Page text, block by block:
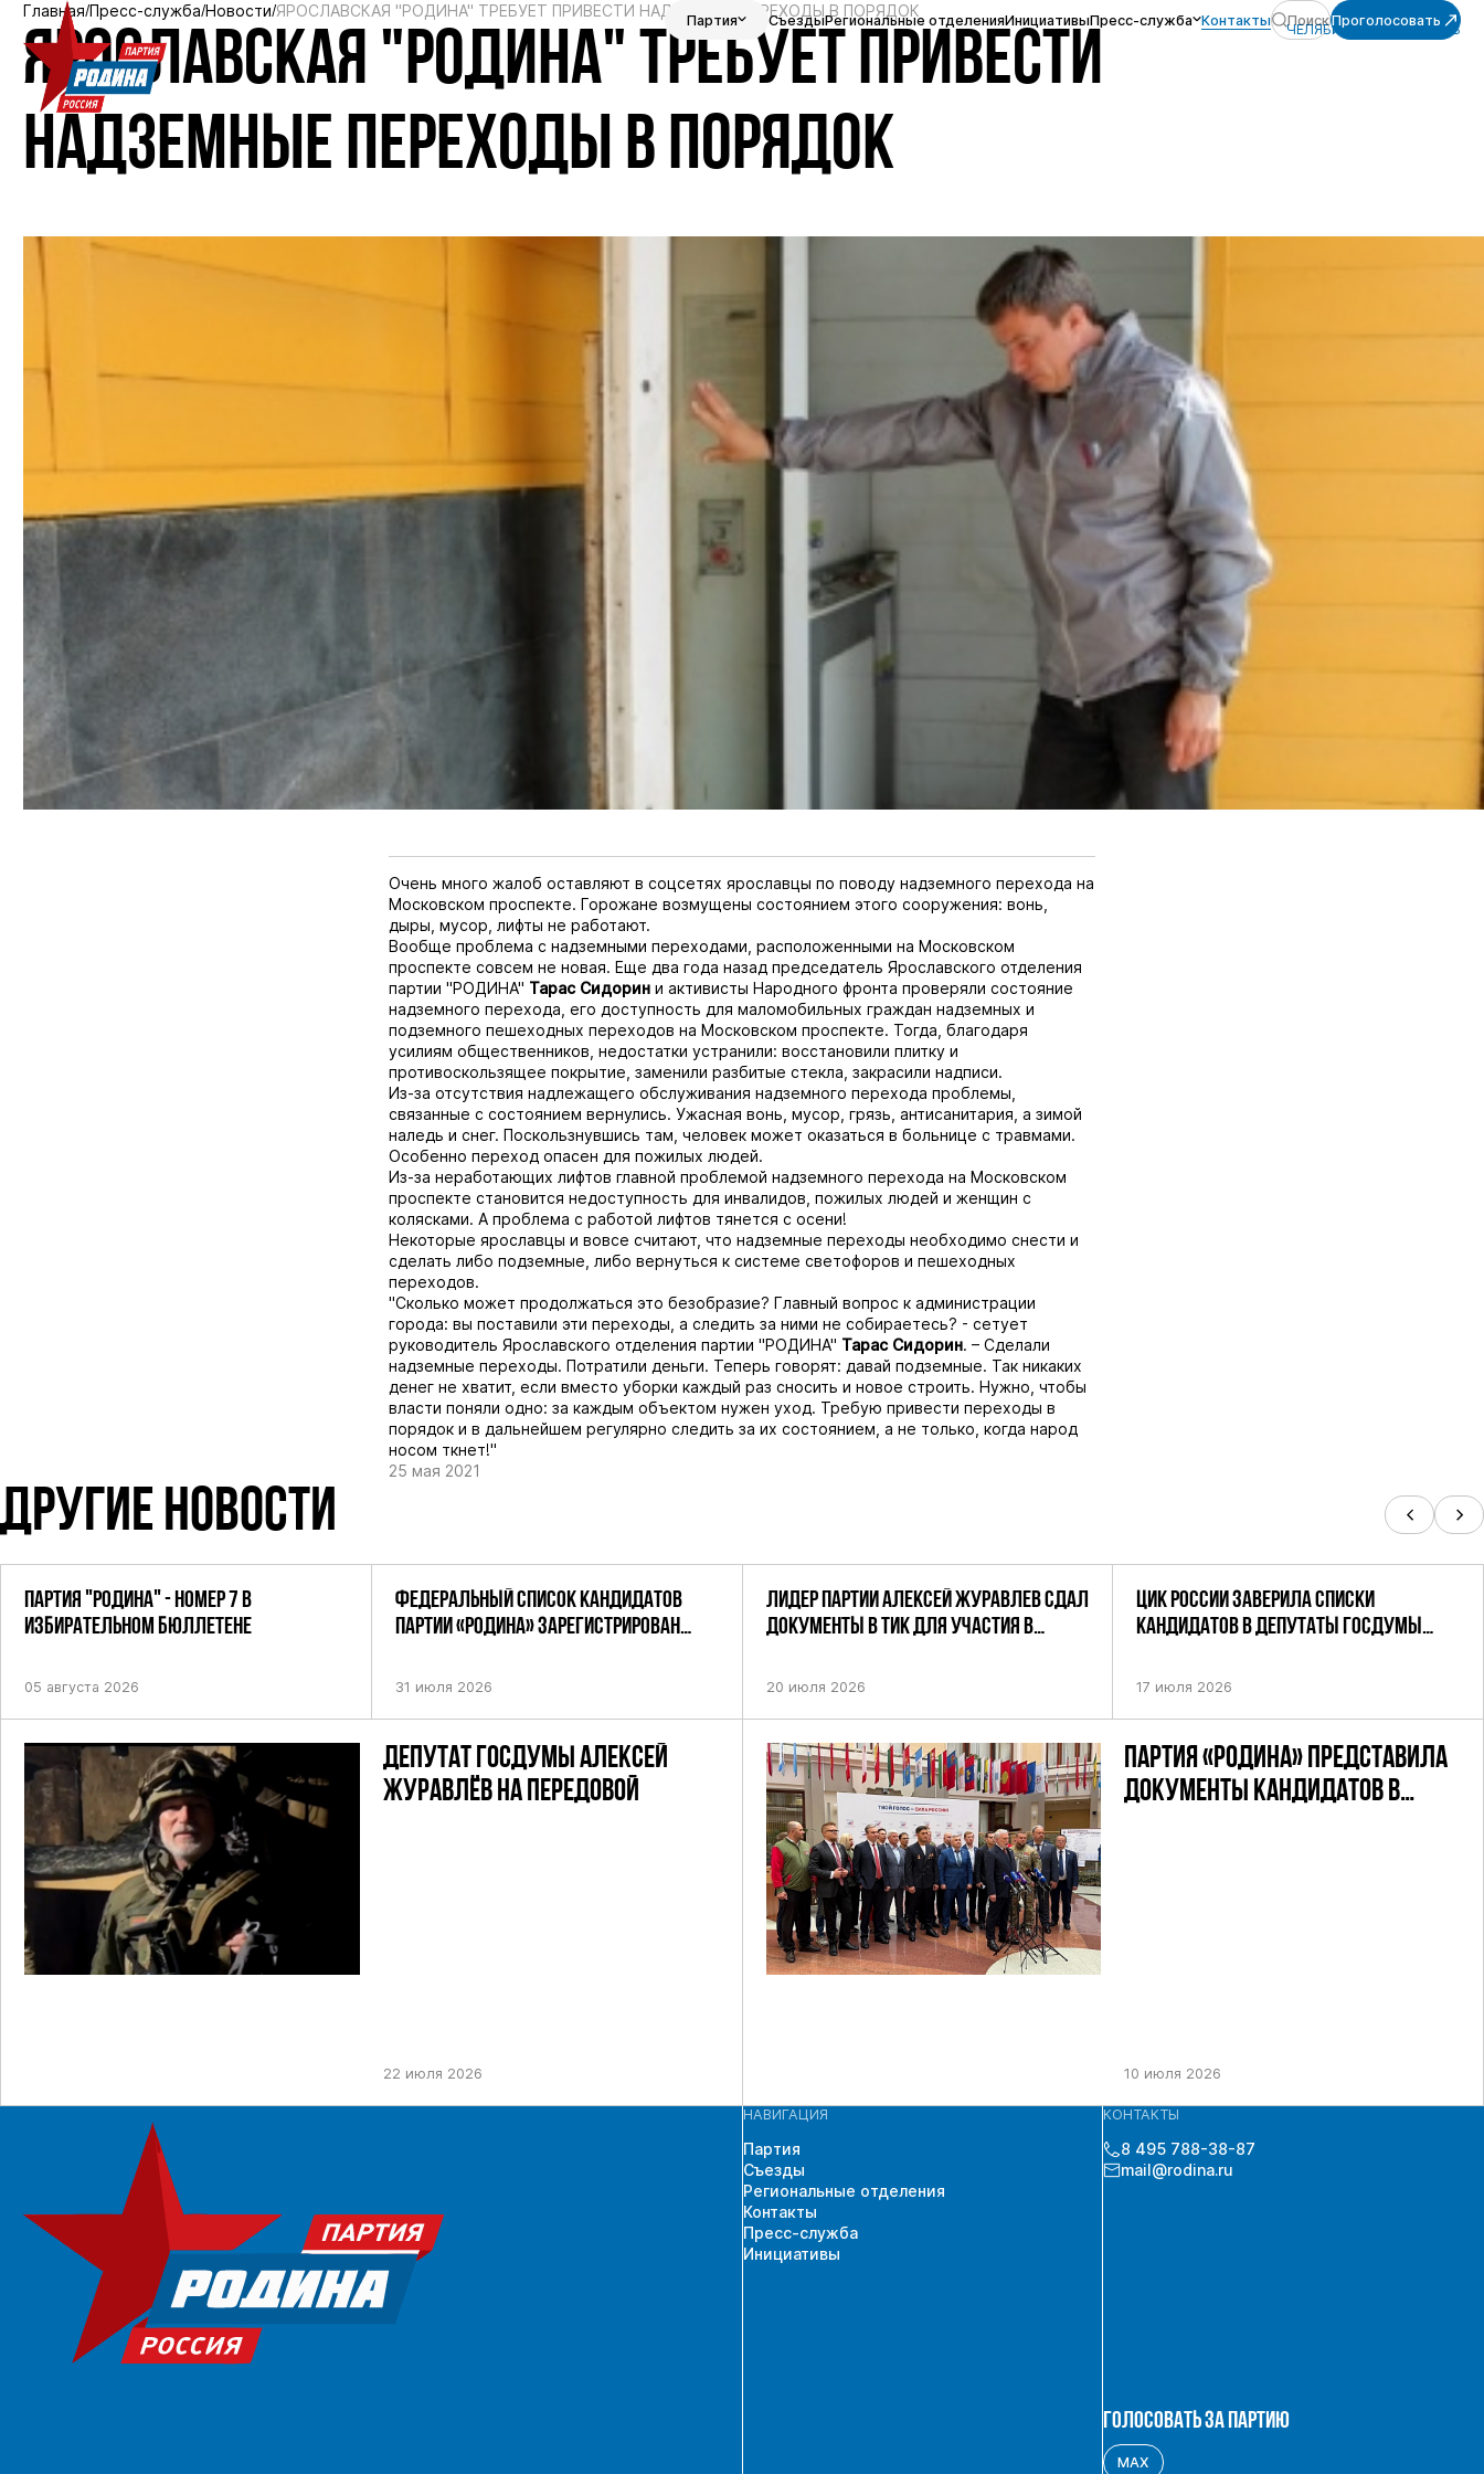
Партия СъездыРегиональные отделенияИнициативыПресс-служба Контакты ПоискПроголосовать
Главная Пресс-служба Новости ЯРОСЛАВСКАЯ "РОДИНА" ТРЕБУЕТ ПРИВЕСТИ НАДЗЕМНЫЕ ПЕРЕХОДЫ В ПОРЯДОК
ЯРОСЛАВСКАЯ "РОДИНА" ТРЕБУЕТ ПРИВЕСТИ
НАДЗЕМНЫЕ ПЕРЕХОДЫ В ПОРЯДОК
ЧЕЛЯБИНСКАЯ ОБЛАСТЬ
Очень много жалоб оставляют в соцсетях ярославцы по поводу надземного перехода на
Московском проспекте. Горожане возмущены состоянием этого сооружения: вонь,
дыры, мусор, лифты не работают.
Вообще проблема с надземными переходами, расположенными на Московском
проспекте совсем не новая. Еще два года назад председатель Ярославского отделения
партии "РОДИНА" Тарас Сидорини активисты Народного фронта проверяли состояние
надземного перехода, его доступность для маломобильных граждан надземных и
подземного пешеходных переходов на Московском проспекте. Тогда, благодаря
усилиям общественников, недостатки устранили: восстановили плитку и
противоскользящее покрытие, заменили разбитые стекла, закрасили надписи.
Из-за отсутствия надлежащего обслуживания надземного перехода проблемы,
связанные с состоянием вернулись. Ужасная вонь, мусор, грязь, антисанитария, а зимой
наледь и снег. Поскользнувшись там, человек может оказаться в больнице с травмами.
Особенно переход опасен для пожилых людей.
Из-за неработающих лифтов главной проблемой надземного перехода на Московском
проспекте становится недоступность для инвалидов, пожилых людей и женщин с
колясками. А проблема с работой лифтов тянется с осени!
Некоторые ярославцы и вовсе считают, что надземные переходы необходимо снести и
сделать либо подземные, либо вернуться к системе светофоров и пешеходных
переходов.
"Сколько может продолжаться это безобразие? Главный вопрос к администрации
города: вы поставили эти переходы, а следить за ними не собираетесь? - сетует
руководитель Ярославского отделения партии "РОДИНА" Тарас Сидорин. – Сделали
надземные переходы. Потратили деньги. Теперь говорят: давай подземные. Так никаких
денег не хватит, если вместо уборки каждый раз сносить и новое строить. Нужно, чтобы
власти поняли одно: за каждым объектом нужен уход. Требую привести переходы в
порядок и в дальнейшем регулярно следить за их состоянием, а не только, когда народ
носом ткнет!"
25 мая 2021
ДРУГИЕ НОВОСТИ
ПАРТИЯ "РОДИНА" - НОМЕР 7 В
ИЗБИРАТЕЛЬНОМ БЮЛЛЕТЕНЕ
05 августа 2026
ФЕДЕРАЛЬНЫЙ СПИСОК КАНДИДАТОВ
ПАРТИИ «РОДИНА» ЗАРЕГИСТРИРОВАН
31 июля 2026
ДЕПУТАТ ГОСДУМЫ АЛЕКСЕЙ
ЖУРАВЛЁВ НА ПЕРЕДОВОЙ
22 июля 2026
ЛИДЕР ПАРТИИ АЛЕКСЕЙ ЖУРАВЛЕВ СДАЛ
ДОКУМЕНТЫ В ТИК ДЛЯ УЧАСТИЯ В
ПО НЕФТЕКАМСКОМУ ОДНОМАНДАТНОМУ
20 июля 2026
ЦИК РОССИИ ЗАВЕРИЛА СПИСКИ
КАНДИДАТОВ В ДЕПУТАТЫ ГОСДУМЫ
17 июля 2026
ПАРТИЯ «РОДИНА» ПРЕДСТАВИЛА
ДОКУМЕНТЫ КАНДИДАТОВ В
10 июля 2026
НАВИГАЦИЯ
Партия
Съезды
Региональные отделения
Контакты
Пресс-служба
Инициативы
КОНТАКТЫ
8 495 788-38-87
mail@rodina.ru
ГОЛОСОВАТЬ ЗА ПАРТИЮ
MAX